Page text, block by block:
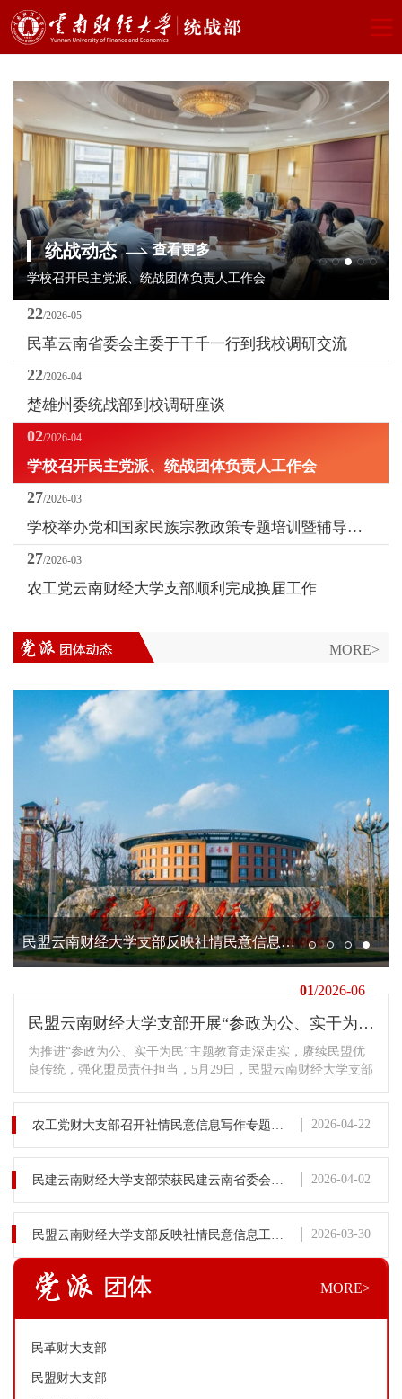
统战动态 查看更多
学校召开民主党派、统战团体负责人工作会
22/2026-05
民革云南省委会主委于干千一行到我校调研交流
22/2026-04
楚雄州委统战部到校调研座谈
02/2026-04
学校召开民主党派、统战团体负责人工作会
27/2026-03
学校举办党和国家民族宗教政策专题培训暨辅导员素质能力提升研修班专题培训
27/2026-03
农工党云南财经大学支部顺利完成换届工作
MORE>
民盟云南财经大学支部开展“参政为公、实干为民”主题教育学习活动农工党财大支部召开社情民意信息写作专题培训会
民建云南财经大学支部荣获民建云南省委会表彰
民盟云南财经大学支部反映社情民意信息工作获民盟云南省委会表彰
01/2026-06
民盟云南财经大学支部开展“参政为公、实干为民”主题教育学习活动
为推进“参政为公、实干为民”主题教育走深走实，赓续民盟优
良传统，强化盟员责任担当，5月29日，民盟云南财经大学支部
校纪委书记、监察专员业光远，统战部办公室主任李莹应邀参
加活动。活动中，全体盟员先后参观了闻一多生平展和云南民
生爱国精神与民盟先贤家国情怀，汲取奋进力量。专题学习环
节，支部主委孙健...
2026-04-22
2026-04-02
2026-03-30
MORE>
民革财大支部
民盟财大支部